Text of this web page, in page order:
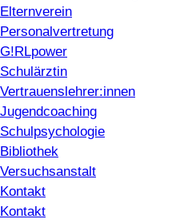
Elternverein
Personalvertretung
G!RLpower
Schulärztin
Vertrauenslehrer:innen
Jugendcoaching
Schulpsychologie
Bibliothek
Versuchsanstalt
Kontakt
Kontakt